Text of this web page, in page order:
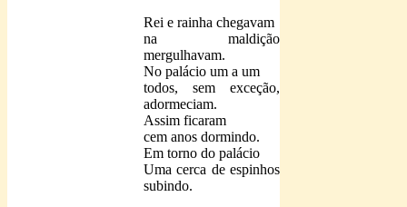
Rei e rainha chegavam
na maldição
mergulhavam.
No palácio um a um
todos, sem exceção,
adormeciam.
Assim ficaram
cem anos dormindo.
Em torno do palácio
Uma cerca de espinhos
subindo.